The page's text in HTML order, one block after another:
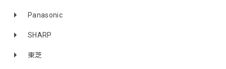
Panasonic
SHARP
東芝